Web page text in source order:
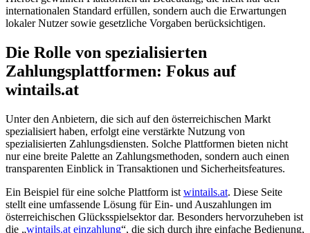
internationalen Standard erfüllen, sondern auch die Erwartungen
lokaler Nutzer sowie gesetzliche Vorgaben berücksichtigen.
Die Rolle von spezialisierten
Zahlungsplattformen: Fokus auf
wintails.at
Unter den Anbietern, die sich auf den österreichischen Markt
spezialisiert haben, erfolgt eine verstärkte Nutzung von
spezialisierten Zahlungsdiensten. Solche Plattformen bieten nicht
nur eine breite Palette an Zahlungsmethoden, sondern auch einen
transparenten Einblick in Transaktionen und Sicherheitsfeatures.
Ein Beispiel für eine solche Plattform ist wintails.at. Diese Seite
stellt eine umfassende Lösung für Ein- und Auszahlungen im
österreichischen Glücksspielsektor dar. Besonders hervorzuheben ist
die „wintails.at einzahlung“, die sich durch ihre einfache Bedienung,